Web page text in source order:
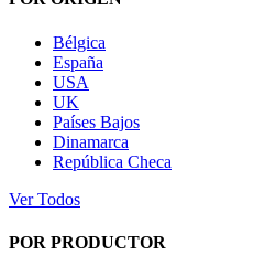
Bélgica
España
USA
UK
Países Bajos
Dinamarca
República Checa
Ver Todos
POR PRODUCTOR